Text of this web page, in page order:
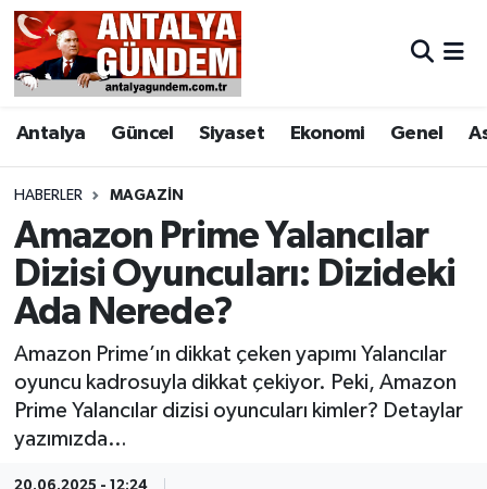
Antalya Güncel Siyaset Ekonomi Genel
HABERLER MAGAZIN
Amazon Prime Yalancılar
Dizisi Oyuncuları: Dizideki
Ada Nerede?
Amazon Prime’ın dikkat çeken yapımı Yalancılar
oyuncu kadrosuyla dikkat çekiyor. Peki, Amazon
Prime Yalancılar dizisi oyuncuları kimler? Detaylar
yazımızda…
Antalya
Asayiş
Bilim & Teknoloji
Bölge
EĞİTİM
Ekonomi
Genel
Antalya Nöbetçi Eczaneler
Antalya Hava Durumu
Antalya Namaz Vakitleri
Antalya Trafik Yoğunluk Haritası
Süper Lig Puan Durumu ve Fikstür
Tüm Manşetler
Son Dakika Haberleri